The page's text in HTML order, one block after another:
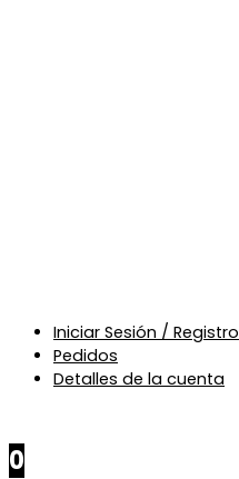
Iniciar Sesión / Registro
Pedidos
Detalles de la cuenta
0